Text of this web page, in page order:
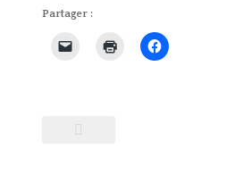
Partager :